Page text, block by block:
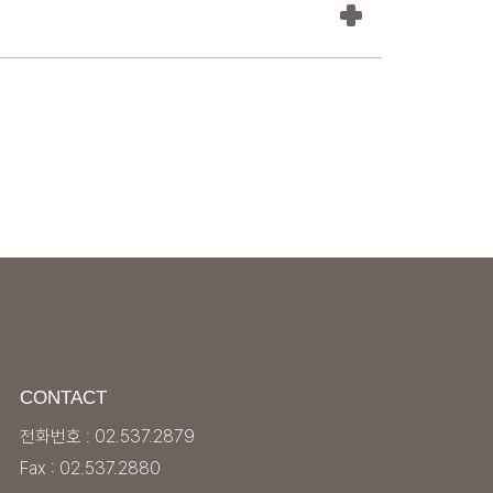
CONTACT
전화번호 : 02.537.2879
Fax : 02.537.2880